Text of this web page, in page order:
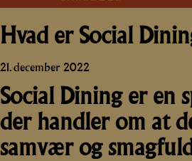
Hvad er Social
21. december 2022
Social Dininger en
der handler om at
samvær og